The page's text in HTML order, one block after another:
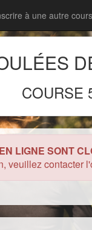
à une autre
COURSE
LIGNE SONT
veuillez contacter